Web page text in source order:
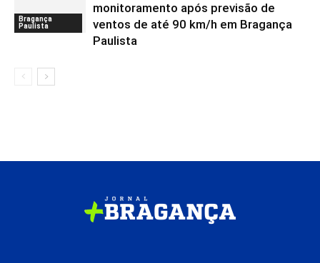
Bragança
Paulista
monitoramento após previsão de
ventos de até 90 km/h em Bragança
Paulista